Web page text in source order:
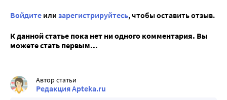
Войдите или зарегистрируйтесь, чтобы оставить отзыв.
К данной статье пока нет ни одного комментария. Вы
можете стать первым...
Автор статьи
Редакция Apteka.ru